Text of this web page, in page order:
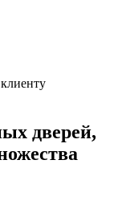
дверей,